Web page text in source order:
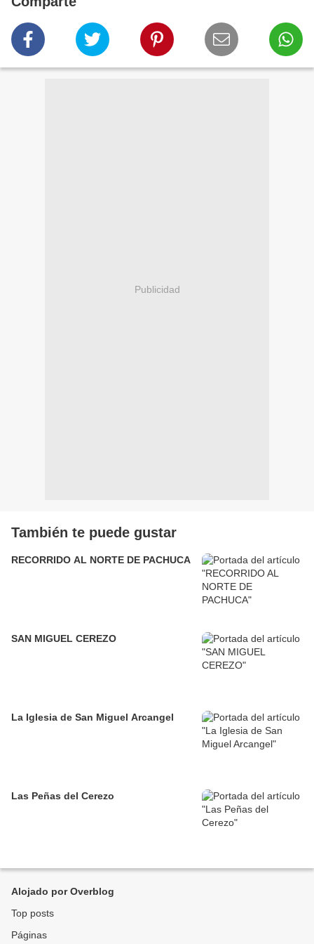
Publicidad
También te puede gustar
RECORRIDO AL NORTE DE PACHUCA
SAN MIGUEL CEREZO
La Iglesia de San Miguel Arcangel
Las Peñas del Cerezo
Alojado por Overblog
Top posts
Páginas